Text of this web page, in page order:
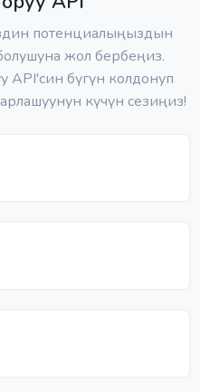
потенциалыңыздын
жол бербеңиз.
API'син бүгүн колдонуп
күчүн сезиңиз!